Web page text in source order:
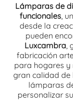
Lámparas de
funcionales,
desde la
pueden
Luxcambra
fabricación
para hogares y
gran calidad de
lámparas
personalizar